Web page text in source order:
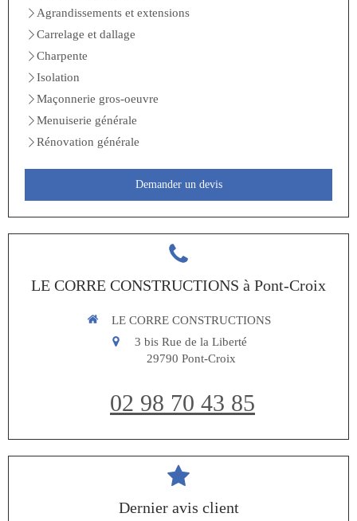
Agrandissements et extensions
Carrelage et dallage
Charpente
Isolation
Maçonnerie gros-oeuvre
Menuiserie générale
Rénovation générale
Demander un devis
LE CORRE CONSTRUCTIONS à Pont-Croix
LE CORRE CONSTRUCTIONS
3 bis Rue de la Liberté
29790 Pont-Croix
02 98 70 43 85
Dernier avis client